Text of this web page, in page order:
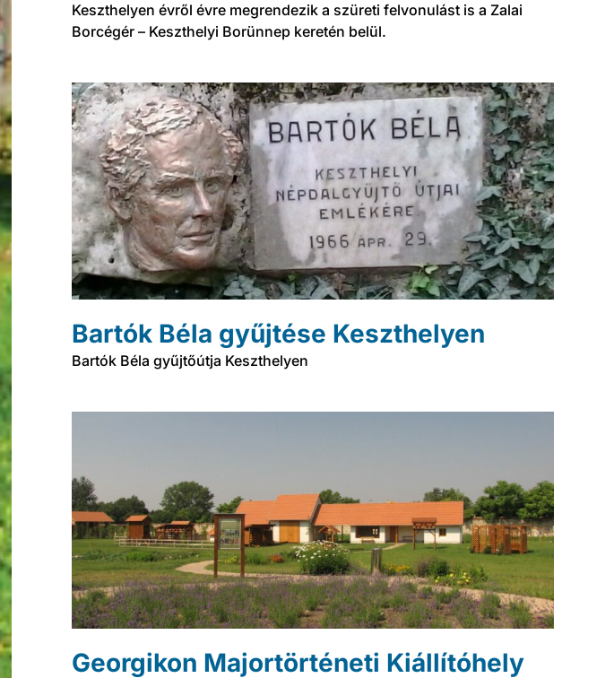
Keszthelyen évről évre megrendezik a szüreti felvonulást is a Zalai
Borcégér – Keszthelyi Borünnep keretén belül.
Bartók Béla gyűjtése Keszthelyen
Bartók Béla gyűjtőútja Keszthelyen
Georgikon Majortörténeti Kiállítóhely